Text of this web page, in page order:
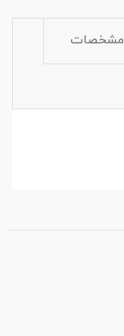
مشخصات